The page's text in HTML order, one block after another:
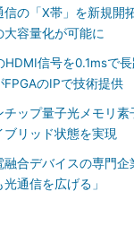
信の「X帯」を新規開
大容量化が可能に
HDMI信号を0.1msで
のIPで技術提供
チップ量子光メモリ素
ブリッド状態を実現
融合デバイスの専門
通信を広げる」